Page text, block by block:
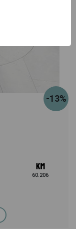
-13%
60.206